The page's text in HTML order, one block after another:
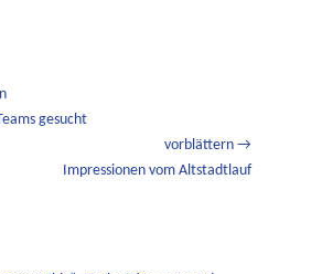
gesucht
vorblättern →
Impressionen vom Altstadtlauf